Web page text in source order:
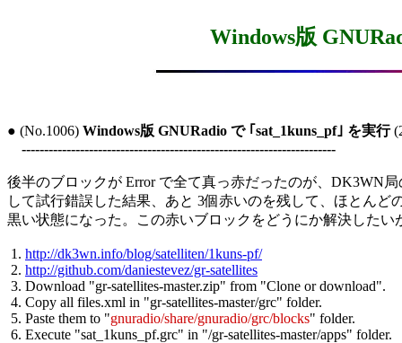
Windows版
● (No.1006) Windows版 GNURadio で ｢sat_1kuns_pf｣ を実行
----------------------------------------------------------------------
後半のブロックが Error で全て真っ赤だったのが、DK3WN
して試行錯誤した結果、あと 3個赤いのを残して、ほとんど
黒い状態になった。この赤いブロックをどうにか解決したい
1. http://dk3wn.info/blog/satelliten/1kuns-pf/
2. http://github.com/daniestevez/gr-satellites
3. Download "gr-satellites-master.zip" from "Clone or download".
4. Copy all files.xml in "gr-satellites-master/grc" folder.
5. Paste them to "gnuradio/share/gnuradio/grc/blocks" folder.
6. Execute "sat_1kuns_pf.grc" in "/gr-satellites-master/apps" folder.